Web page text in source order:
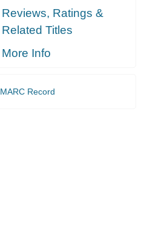
Reviews, Ratings &
Related Titles
More Info
MARC Record